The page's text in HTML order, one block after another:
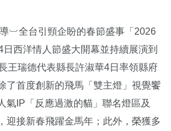
︺全台引頸企盼的春節盛事「2026
西洋情人節盛大開幕並持續展演到
王瑞德代表縣長許淑華4日率領縣府
了首度創新的飛馬「雙主燈」視覺饗
氣IP「反應過激的貓」聯名燈區及
迎接新春飛躍金馬年；此外，榮獲多